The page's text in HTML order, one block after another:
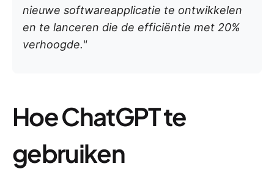
nieuwe softwareapplicatie te ontwikkelen
en te lanceren die de efficiëntie met 20%
verhoogde."
Hoe ChatGPT te
gebruiken